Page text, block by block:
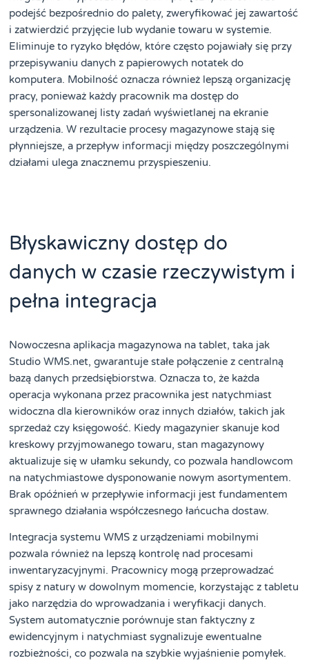
podejść bezpośrednio do palety, zweryfikować jej zawartość
i zatwierdzić przyjęcie lub wydanie towaru w systemie.
Eliminuje to ryzyko błędów, które często pojawiały się przy
przepisywaniu danych z papierowych notatek do
komputera. Mobilność oznacza również lepszą organizację
pracy, ponieważ każdy pracownik ma dostęp do
spersonalizowanej listy zadań wyświetlanej na ekranie
urządzenia. W rezultacie procesy magazynowe stają się
płynniejsze, a przepływ informacji między poszczególnymi
działami ulega znacznemu przyspieszeniu.
Błyskawiczny dostęp do
danych w czasie rzeczywistym i
pełna integracja
Nowoczesna aplikacja magazynowa na tablet, taka jak
Studio WMS.net, gwarantuje stałe połączenie z centralną
bazą danych przedsiębiorstwa. Oznacza to, że każda
operacja wykonana przez pracownika jest natychmiast
widoczna dla kierowników oraz innych działów, takich jak
sprzedaż czy księgowość. Kiedy magazynier skanuje kod
kreskowy przyjmowanego towaru, stan magazynowy
aktualizuje się w ułamku sekundy, co pozwala handlowcom
na natychmiastowe dysponowanie nowym asortymentem.
Brak opóźnień w przepływie informacji jest fundamentem
sprawnego działania współczesnego łańcucha dostaw.
Integracja systemu WMS z urządzeniami mobilnymi
pozwala również na lepszą kontrolę nad procesami
inwentaryzacyjnymi. Pracownicy mogą przeprowadzać
spisy z natury w dowolnym momencie, korzystając z tabletu
jako narzędzia do wprowadzania i weryfikacji danych.
System automatycznie porównuje stan faktyczny z
ewidencyjnym i natychmiast sygnalizuje ewentualne
rozbieżności, co pozwala na szybkie wyjaśnienie pomyłek.